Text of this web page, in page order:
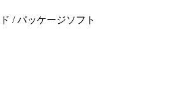
/ パッケージソフト